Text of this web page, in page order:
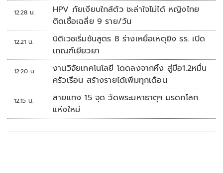
12:28 น.
HPV ภัยเงียบใกล้ตัว ชะล่าใจไม่ได้ หญิงไทย
ติดเชื้อเฉลี่ย 9 ราย/วัน
12:21 น.
นิติเวชเริ่มชันสูตร 8 ร่างเหยื่อเหตุยิง รร. เปิด
เกณฑ์เยียวยา
12:20 น.
งานวิจัยเทคโนโลยี โดดลงจากหิ้ง สู่มือ1.2หมื่น
ครัวเรือน สร้างรายได้เพิ่มทุกเดือน
12:15 น.
ลายแทง 15 จุด วัดพระมหาธาตุฯ มรดกโลก
แห่งใหม่